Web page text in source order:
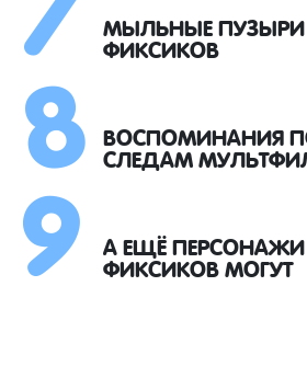
МЫЛЬНЫЕ
ФИКСИКОВ
ВОСПОМИНАНИЯ
СЛЕДАМ
А ЕЩЁ ПЕРСОНАЖИ
ФИКСИКОВ МОГУТ